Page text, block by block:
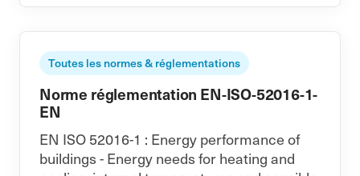
Toutes les normes & réglementations
Norme réglementation EN-ISO-52016-1-
EN
EN ISO 52016-1 : Energy performance of
buildings - Energy needs for heating and